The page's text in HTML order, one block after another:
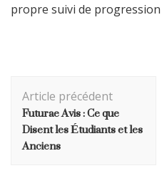
propre suivi de progression
d'article
Article précédent
Futurae Avis : Ce que
Disent les Étudiants et les
Anciens